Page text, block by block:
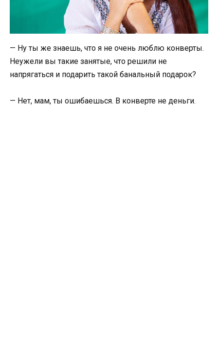
— Ну ты же знаешь, что я не очень люблю конверты.
Неужели вы такие занятые, что решили не
напрягаться и подарить такой банальный подарок?
— Нет, мам, ты ошибаешься. В конверте не деньги.